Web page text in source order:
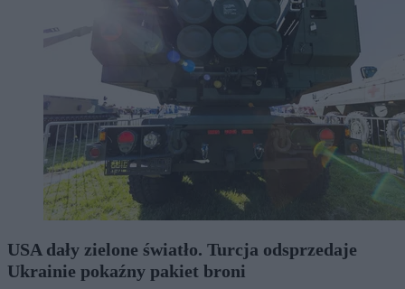
USA dały zielone światło. Turcja odsprzedaje
Ukrainie pokaźny pakiet broni